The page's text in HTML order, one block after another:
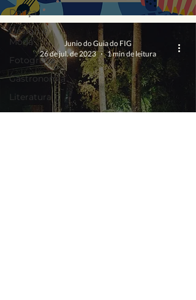
Dança
Design e
Moda
Fotografia
Gastronomia
Literatura
Música
Junio do Guia do FIG
26 de jul. de 2023
1 min de leitura